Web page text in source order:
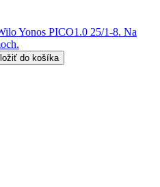
Yonos PICO1.0 25/1-8. Na
do košíka